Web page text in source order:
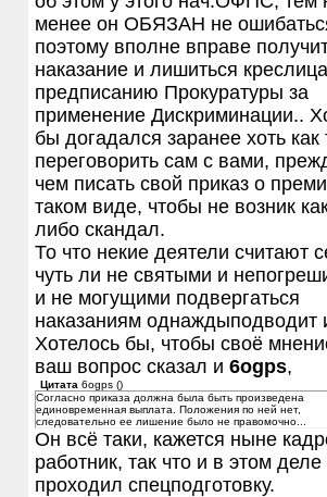
менее он ОБЯЗАН не
поэтому вполне вправе
наказание и лишиться
предписанию Прокуратуры за
применение Дискриминации..
бы догадался заранее хоть как
переговорить сам с вами,
чем писать свой приказ о
таком виде, чтобы не возник
либо скандал.
То что некие деятели считают
чуть ли не святыми и
и не могущими подвергаться
наказаниям однаждыподводит
Хотелось бы, чтобы своё
ваш вопрос сказал и 6ogps,
Цитата 6ogps ()
Согласно приказа должна была быть произведена
единовременная выплата. Положения по ней нет,
следовательно ее лишение было не правомочно...
Он всё таки, кажется ныне
работник, так что и в этом деле
проходил спецподготовку.